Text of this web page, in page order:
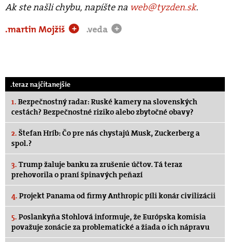
Ak ste našli chybu, napíšte na web@tyzden.sk.
.martin Mojžiš
+ .veda +
.teraz najčítanejšie
1. Bezpečnostný radar: Ruské kamery na slovenských
cestách? Bezpečnostné riziko alebo zbytočné obavy?
2. Štefan Hríb: Čo pre nás chystajú Musk, Zuckerberg a
spol.?
3. Trump žaluje banku za zrušenie účtov. Tá teraz
prehovorila o praní špinavých peňazí
4. Projekt Panama od firmy Anthropic píli konár civilizácii
5. Poslankyňa Stohlová informuje, že Európska komisia
považuje zonácie za problematické a žiada o ich nápravu